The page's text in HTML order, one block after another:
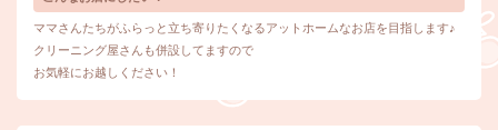
ママさんたちがふらっと立ち寄りたくなるアットホームなお店を目指します♪
クリーニング屋さんも併設してますので
お気軽にお越しください！